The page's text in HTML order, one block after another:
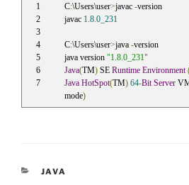
C:\Users\user>javac -version
javac 1.8.0_231
C:\Users\user>java -version
java version "1.8.0_231"
Java(TM) SE Runtime Environment
Java HotSpot(TM) 64-Bit Server
mode)
CATEGORÍAS
JAVA